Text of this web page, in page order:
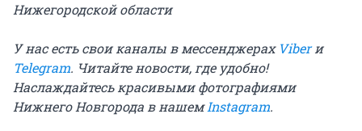
Нижегородской области
У нас есть свои каналы в мессенджерах Viberи
Telegram. Читайте новости, где удобно!
Наслаждайтесь красивыми фотографиями
Нижнего Новгорода в нашемInstagram.